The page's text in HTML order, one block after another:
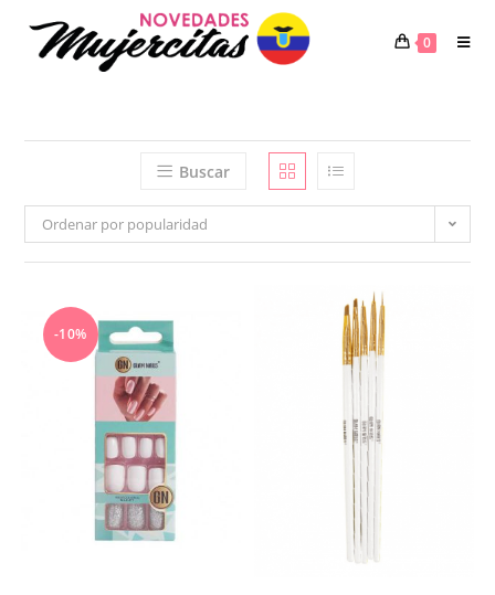
0
Buscar
Ordenar por popularidad
-10%